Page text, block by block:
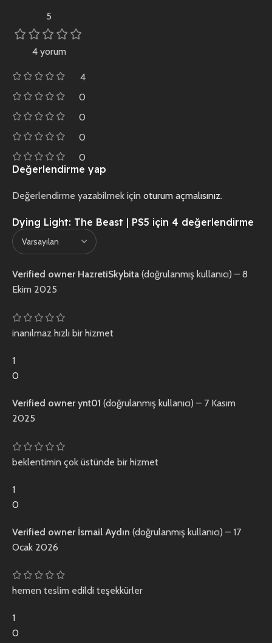
5
4 yorum
4
0
0
0
0
Dying Light: The Beast | PS5 için 4 değerlendirme
Verified owner HazretiSkybita (doğrulanmış kullanıcı) – 8
Ekim 2025
inanılmaz hızlı bir hizmet
1
0
Verified ownerynt01 (doğrulanmış kullanıcı) – 7 Kasım
2025
beklentimin çok üstünde bir hizmet
1
0
Verified owner İsmail Aydın (doğrulanmış kullanıcı) – 17
Ocak 2026
hemen teslim edildi teşekkürler
1
0
Değerlendirme yap
Değerlendirme yazabilmek için oturum açmalısınız.